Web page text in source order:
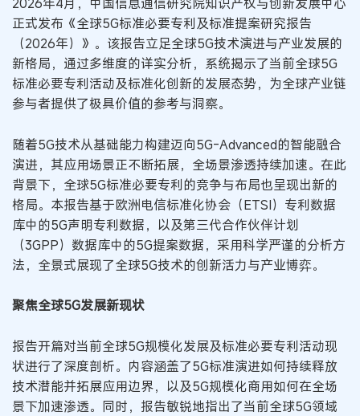
正式发布《全球5G标准必要专利及标准提案研究报告
（2026年）》。该报告立足全球5G技术演进与产业发展的
新格局，通过多维度的详实分析，系统揭示了当前全球5G
标准必要专利活动及标准化创新的发展态势，为全球产业链
参与者提供了极具价值的参考与洞察。
随着5G技术从基础能力构建迈向5G-Advanced的智能融合
演进，其应用场景正不断拓展，全场景渗透持续加速。在此
背景下，全球5G标准必要专利的竞争与布局也呈现出新的
格局。本报告基于欧洲电信标准化协会（ETSI）专利数据
库中的5G声明专利数据，以及第三代合作伙伴计划
（3GPP）数据库中的5G提案数据，采用科学严谨的分析方
法，全景式展现了全球5G技术的创新活力与产业博弈。
聚焦全球5G发展新现状
报告开篇对当前全球5G规模化发展及标准必要专利活动现
状进行了深度剖析。内容涵盖了5G标准演进如何持续释放
技术潜能并拓展应用边界，以及5G规模化商用如何在全场
景下加速渗透。同时，报告敏锐地指出了当前全球5G领域